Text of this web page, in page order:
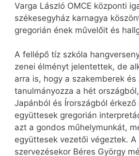
Varga László OMCE központi
székesegyház karnagya
gregorián ének művelőit és
A fellépő tíz szkóla
zenei élményt jelentettek, de
arra is, hogy a szakemberek és
tanulmányozza a hét
Japánból és Írországból érkező
együttesek gregorián
azt a gondos műhelymunkát,
együttesek vezetői végeztek. A
szervezésekor Béres György